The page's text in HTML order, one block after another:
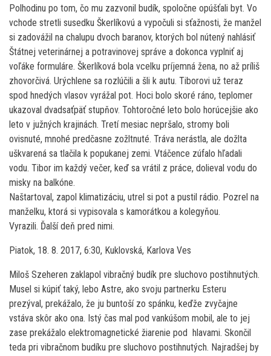
Polhodinu po tom, čo mu zazvonil budík, spoločne opúšťali byt. Vo
vchode stretli susedku Škerlíkovú a vypočuli si sťažnosti, že manžel
si zadovážil na chalupu dvoch baranov, ktorých bol nútený nahlásiť
Štátnej veterinárnej a potravinovej správe a dokonca vyplniť aj
voľáke formuláre. Škerlíková bola vcelku príjemná žena, no až príliš
zhovorčivá. Urýchlene sa rozlúčili a šli k autu. Tiborovi už teraz
spod hnedých vlasov vyrážal pot. Hoci bolo skoré ráno, teplomer
ukazoval dvadsaťpäť stupňov. Tohtoročné leto bolo horúcejšie ako
leto v južných krajinách. Tretí mesiac nepršalo, stromy boli
ovisnuté, mnohé predčasne zožltnuté. Tráva nerástla, ale dožlta
uškvarená sa tlačila k popukanej zemi. Vtáčence zúfalo hľadali
vodu. Tibor im každý večer, keď sa vrátil z práce, dolieval vodu do
misky na balkóne.
Naštartoval, zapol klimatizáciu, utrel si pot a pustil rádio. Pozrel na
manželku, ktorá si vypisovala s kamorátkou a kolegyňou.
Vyrazili. Ďalší deň pred nimi.
Piatok, 18. 8. 2017, 6:30, Kuklovská, Karlova Ves
Miloš Szeheren zaklapol vibračný budík pre sluchovo postihnutých.
Musel si kúpiť taký, lebo Astre, ako svoju partnerku Esteru
prezýval, prekážalo, že ju buntoší zo spánku, keďže zvyčajne
vstáva skôr ako ona. Istý čas mal pod vankúšom mobil, ale to jej
zase prekážalo elektromagnetické žiarenie pod hlavami. Skončil
teda pri vibračnom budíku pre sluchovo postihnutých. Najradšej by